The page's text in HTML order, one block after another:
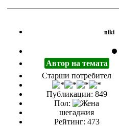
niki
Автор на темата
Старши потребител
Публикации: 849
Пол:
шегаджия
Рейтинг: 473